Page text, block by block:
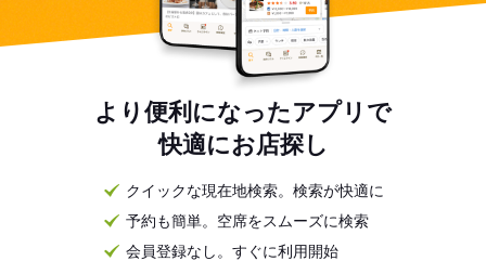
より便利になったアプリで
快適にお店探し
クイックな現在地検索。検索が快適に
予約も簡単。空席をスムーズに検索
会員登録なし。すぐに利用開始